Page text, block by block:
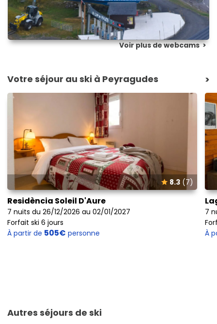
Voir plus de webcams >
Votre séjour au ski à Peyragudes >
8.3(7)
Residència Soleil D'Aure
7 nuits du 26/12/2026 au 02/01/2027
Forfait ski 6 jours
À partir de 505€ personne
7
À
Autres séjours de ski